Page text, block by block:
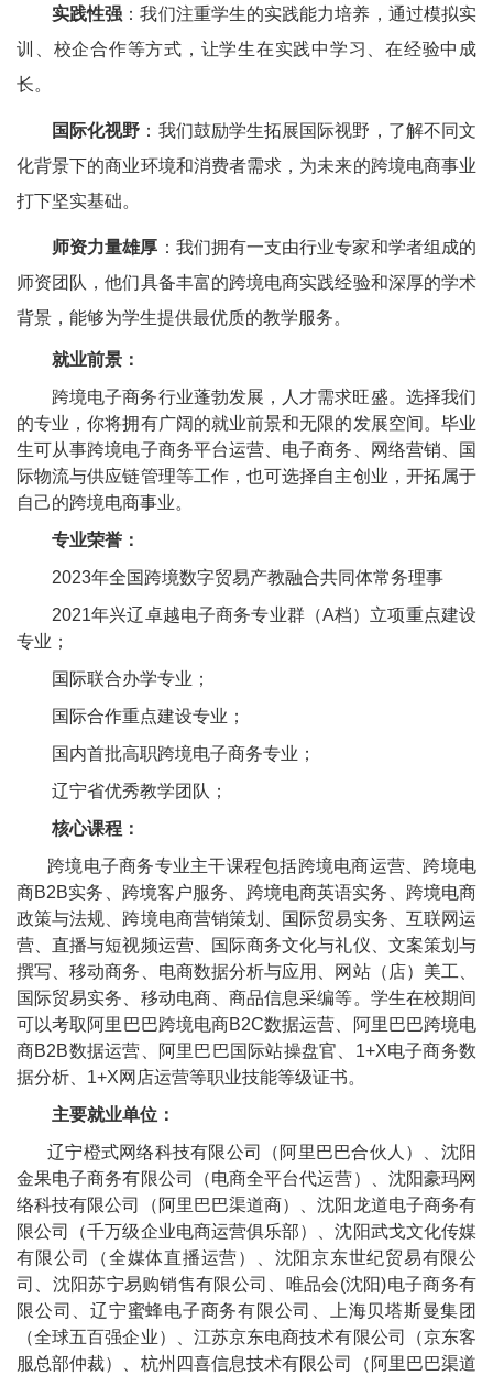
实践性强 ：我们注重学生的实践能力培养，通过模拟实
训、校企合作等方式，让学生在实践中学习、在经验中成
长。
国际化视野 ：我们鼓励学生拓展国际视野，了解不同文
化背景下的商业环境和消费者需求，为未来的跨境电商事业
打下坚实基础。
师资力量雄厚 ：我们拥有一支由行业专家和学者组成的
师资团队，他们具备丰富的跨境电商实践经验和深厚的学术
背景，能够为学生提供最优质的教学服务。
就业前景：
跨境电子商务行业蓬勃发展，人才需求旺盛。选择我们
的专业，你将拥有广阔的就业前景和无限的发展空间。毕业
生可从事跨境电子商务平台运营、电子商务、网络营销、国
际物流与供应链管理等工作，也可选择自主创业，开拓属于
自己的跨境电商事业。
专业荣誉：
2023年全国跨境数字贸易产教融合共同体常务理事
2021年兴辽卓越电子商务专业群（A档）立项重点建设
专业；
国际联合办学专业；
国际合作重点建设专业；
国内首批高职跨境电子商务专业；
辽宁省优秀教学团队；
核心课程：
跨境电子商务专业主干课程包括跨境电商运营、跨境电
商B2B实务、跨境客户服务、跨境电商英语实务、跨境电商
政策与法规、跨境电商营销策划、国际贸易实务、互联网运
营、直播与短视频运营、国际商务文化与礼仪、文案策划与
撰写、移动商务、电商数据分析与应用、网站（店）美工、
国际贸易实务、移动电商、商品信息采编等。学生在校期间
可以考取阿里巴巴跨境电商B2C数据运营、阿里巴巴跨境电
商B2B数据运营、阿里巴巴国际站操盘官、 1+X电子商务数
据分析、 1+X网店运营等职业技能等级证书。
主要就业单位：
辽宁橙式网络科技有限公司（阿里巴巴合伙人）、沈阳
金果电子商务有限公司（电商全平台代运营）、沈阳豪玛网
络科技有限公司（阿里巴巴渠道商）、沈阳龙道电子商务有
限公司（千万级企业电商运营俱乐部）、沈阳武戈文化传媒
有限公司（全媒体直播运营）、沈阳京东世纪贸易有限公
司、沈阳苏宁易购销售有限公司、唯品会(沈阳)电子商务有
限公司、辽宁蜜蜂电子商务有限公司、上海贝塔斯曼集团
（全球五百强企业）、江苏京东电商技术有限公司（京东客
服总部仲裁）、杭州四喜信息技术有限公司（阿里巴巴渠道